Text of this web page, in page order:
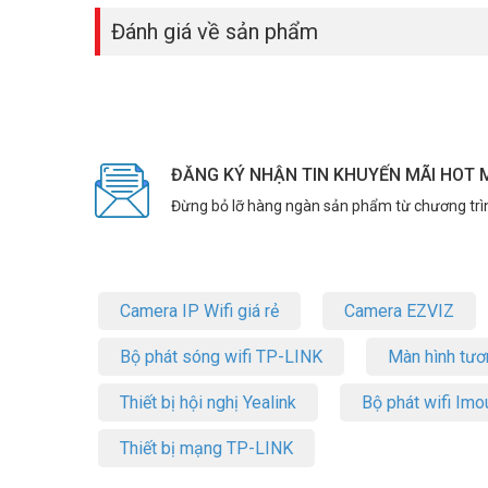
Đánh giá về sản phẩm
ĐĂNG KÝ NHẬN TIN KHUYẾN MÃI HOT
Đừng bỏ lỡ hàng ngàn sản phẩm từ chương
Camera IP Wifi giá rẻ Camera EZVIZ
Bộ phát sóng wifi TP-LINK Màn hình
Thiết bị hội nghị Yealink Bộ phát wifi
Thiết bị mạng TP-LINK